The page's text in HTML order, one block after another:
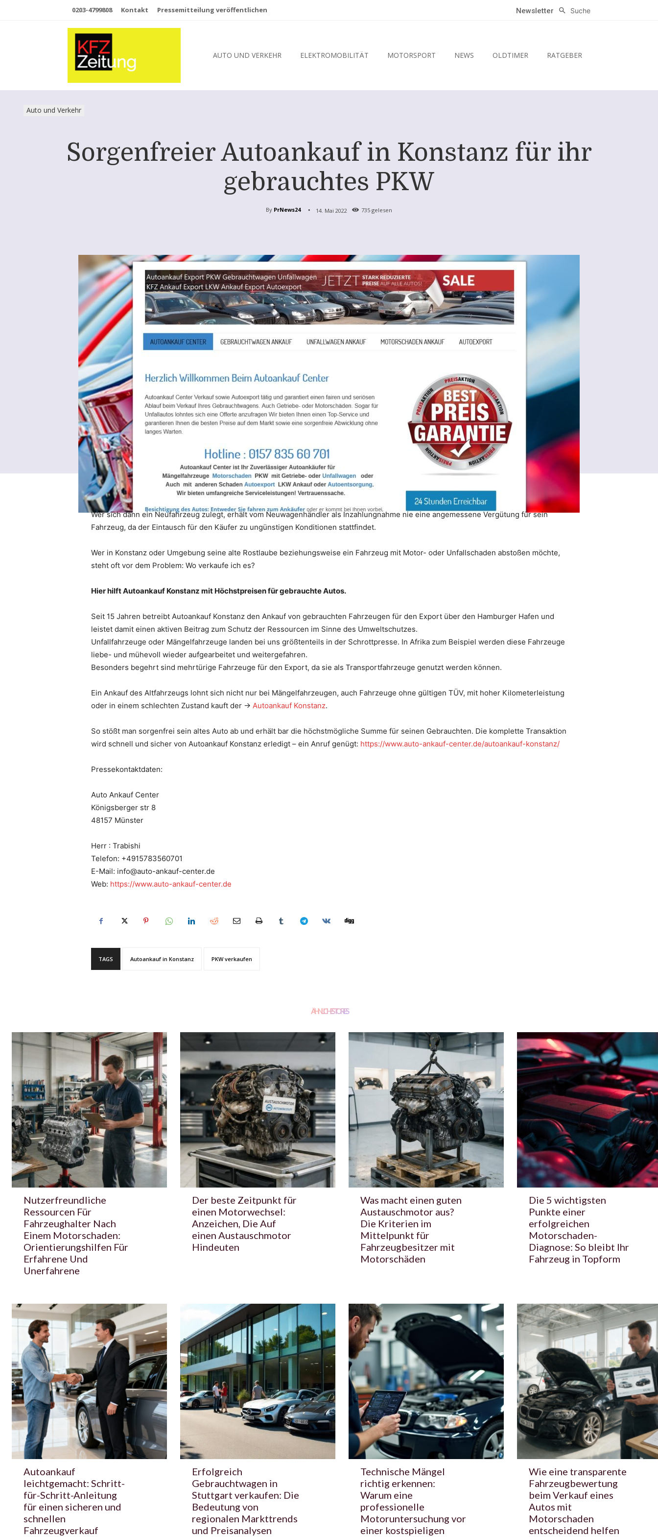
0203-4799808 Kontakt Pressemitteilung veröffentlichen Newsletter Suche
AUTO UND VERKEHR ELEKTROMOBILITÄT MOTORSPORT NEWS OLDTIMER RATGEBER
Auto und Verkehr
Sorgenfreier Autoankauf in Konstanz für ihr
gebrauchtes PKW
By PrNews24 14. Mai 2022 735 gelesen
Wer sich dann ein Neufahrzeug zulegt, erhält vom Neuwagenhändler als Inzahlungnahme nie eine angemessene Vergütung für sein
Fahrzeug, da der Eintausch für den Käufer zu ungünstigen Konditionen stattfindet.
Wer in Konstanz oder Umgebung seine alte Rostlaube beziehungsweise ein Fahrzeug mit Motor- oder Unfallschaden abstoßen möchte,
steht oft vor dem Problem: Wo verkaufe ich es?
Hier hilft Autoankauf Konstanz mit Höchstpreisen für gebrauchte Autos.
Seit 15 Jahren betreibt Autoankauf Konstanz den Ankauf von gebrauchten Fahrzeugen für den Export über den Hamburger Hafen und
leistet damit einen aktiven Beitrag zum Schutz der Ressourcen im Sinne des Umweltschutzes.
Unfallfahrzeuge oder Mängelfahrzeuge landen bei uns größtenteils in der Schrottpresse. In Afrika zum Beispiel werden diese Fahrzeuge
liebe- und mühevoll wieder aufgearbeitet und weitergefahren.
Besonders begehrt sind mehrtürige Fahrzeuge für den Export, da sie als Transportfahrzeuge genutzt werden können.
Ein Ankauf des Altfahrzeugs lohnt sich nicht nur bei Mängelfahrzeugen, auch Fahrzeuge ohne gültigen TÜV, mit hoher Kilometerleistung
oder in einem schlechten Zustand kauft der → Autoankauf Konstanz.
So stößt man sorgenfrei sein altes Auto ab und erhält bar die höchstmögliche Summe für seinen Gebrauchten. Die komplette Transaktion
wird schnell und sicher von Autoankauf Konstanz erledigt – ein Anruf genügt: https://www.auto-ankauf-center.de/autoankauf-konstanz/
Pressekontaktdaten:
Auto Ankauf Center
Königsberger str 8
48157 Münster
Herr : Trabishi
Telefon: +4915783560701
E-Mail: info@auto-ankauf-center.de
Web: https://www.auto-ankauf-center.de
TAGS Autoankauf in Konstanz PKW verkaufen
ÄHNLICHE STORIES
Nutzerfreundliche
Ressourcen Für
Fahrzeughalter Nach
Einem Motorschaden:
Orientierungshilfen Für
Erfahrene Und
Unerfahrene
Der beste Zeitpunkt für
einen Motorwechsel:
Anzeichen, Die Auf
einen Austauschmotor
Hindeuten
Was macht einen guten
Austauschmotor aus?
Die Kriterien im
Mittelpunkt für
Fahrzeugbesitzer mit
Motorschäden
Die 5 wichtigsten
Punkte einer
erfolgreichen
Motorschaden-
Diagnose: So bleibt Ihr
Fahrzeug in Topform
Autoankauf
leichtgemacht: Schritt-
für-Schritt-Anleitung
für einen sicheren und
schnellen
Fahrzeugverkauf
Erfolgreich
Gebrauchtwagen in
Stuttgart verkaufen: Die
Bedeutung von
regionalen Markttrends
und Preisanalysen
Technische Mängel
richtig erkennen:
Warum eine
professionelle
Motoruntersuchung vor
einer kostspieligen
Wie eine transparente
Fahrzeugbewertung
beim Verkauf eines
Autos mit
Motorschaden
entscheidend helfen